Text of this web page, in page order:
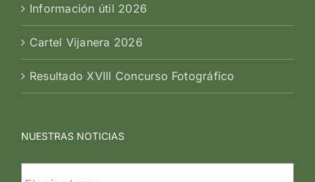
Información útil 2026
Cartel Vijanera 2026
Resultado XVIII Concurso Fotográfico
NUESTRAS NOTICIAS